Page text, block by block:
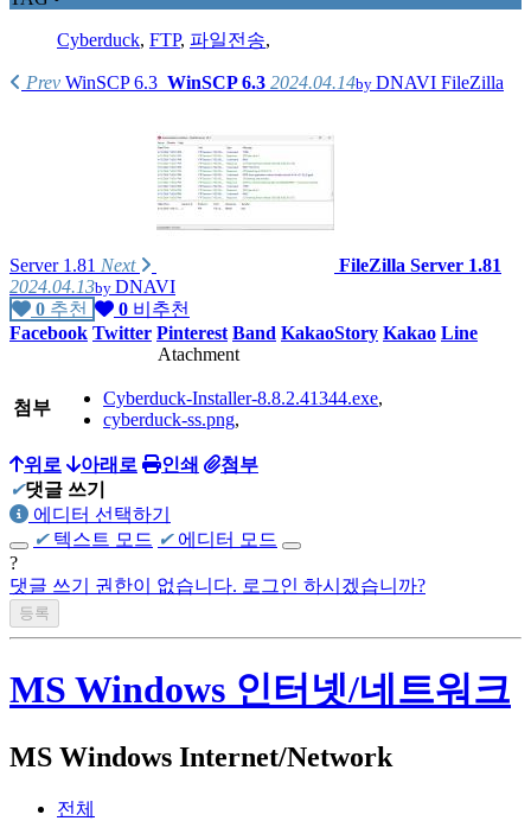
Cyberduck, FTP, 파일전송,
Prev WinSCP 6.3 WinSCP 6.3 2024.04.14by DNAVI FileZilla
Server 1.81 Next
FileZilla Server 1.81
2024.04.13by DNAVI
0 추천 0 비추천
Facebook Twitter Pinterest Band KakaoStory Kakao Line
Atachment
첨부 Cyberduck-Installer-8.8.2.41344.exe,
cyberduck-ss.png,
위로 아래로 인쇄
첨부
✔댓글 쓰기
에디터 선택하기
✔ 텍스트 모드 ✔ 에디터 모드
?
댓글 쓰기 권한이 없습니다. 로그인 하시겠습니까?
MS Windows 인터넷/네트워크
MS Windows Internet/Network
전체